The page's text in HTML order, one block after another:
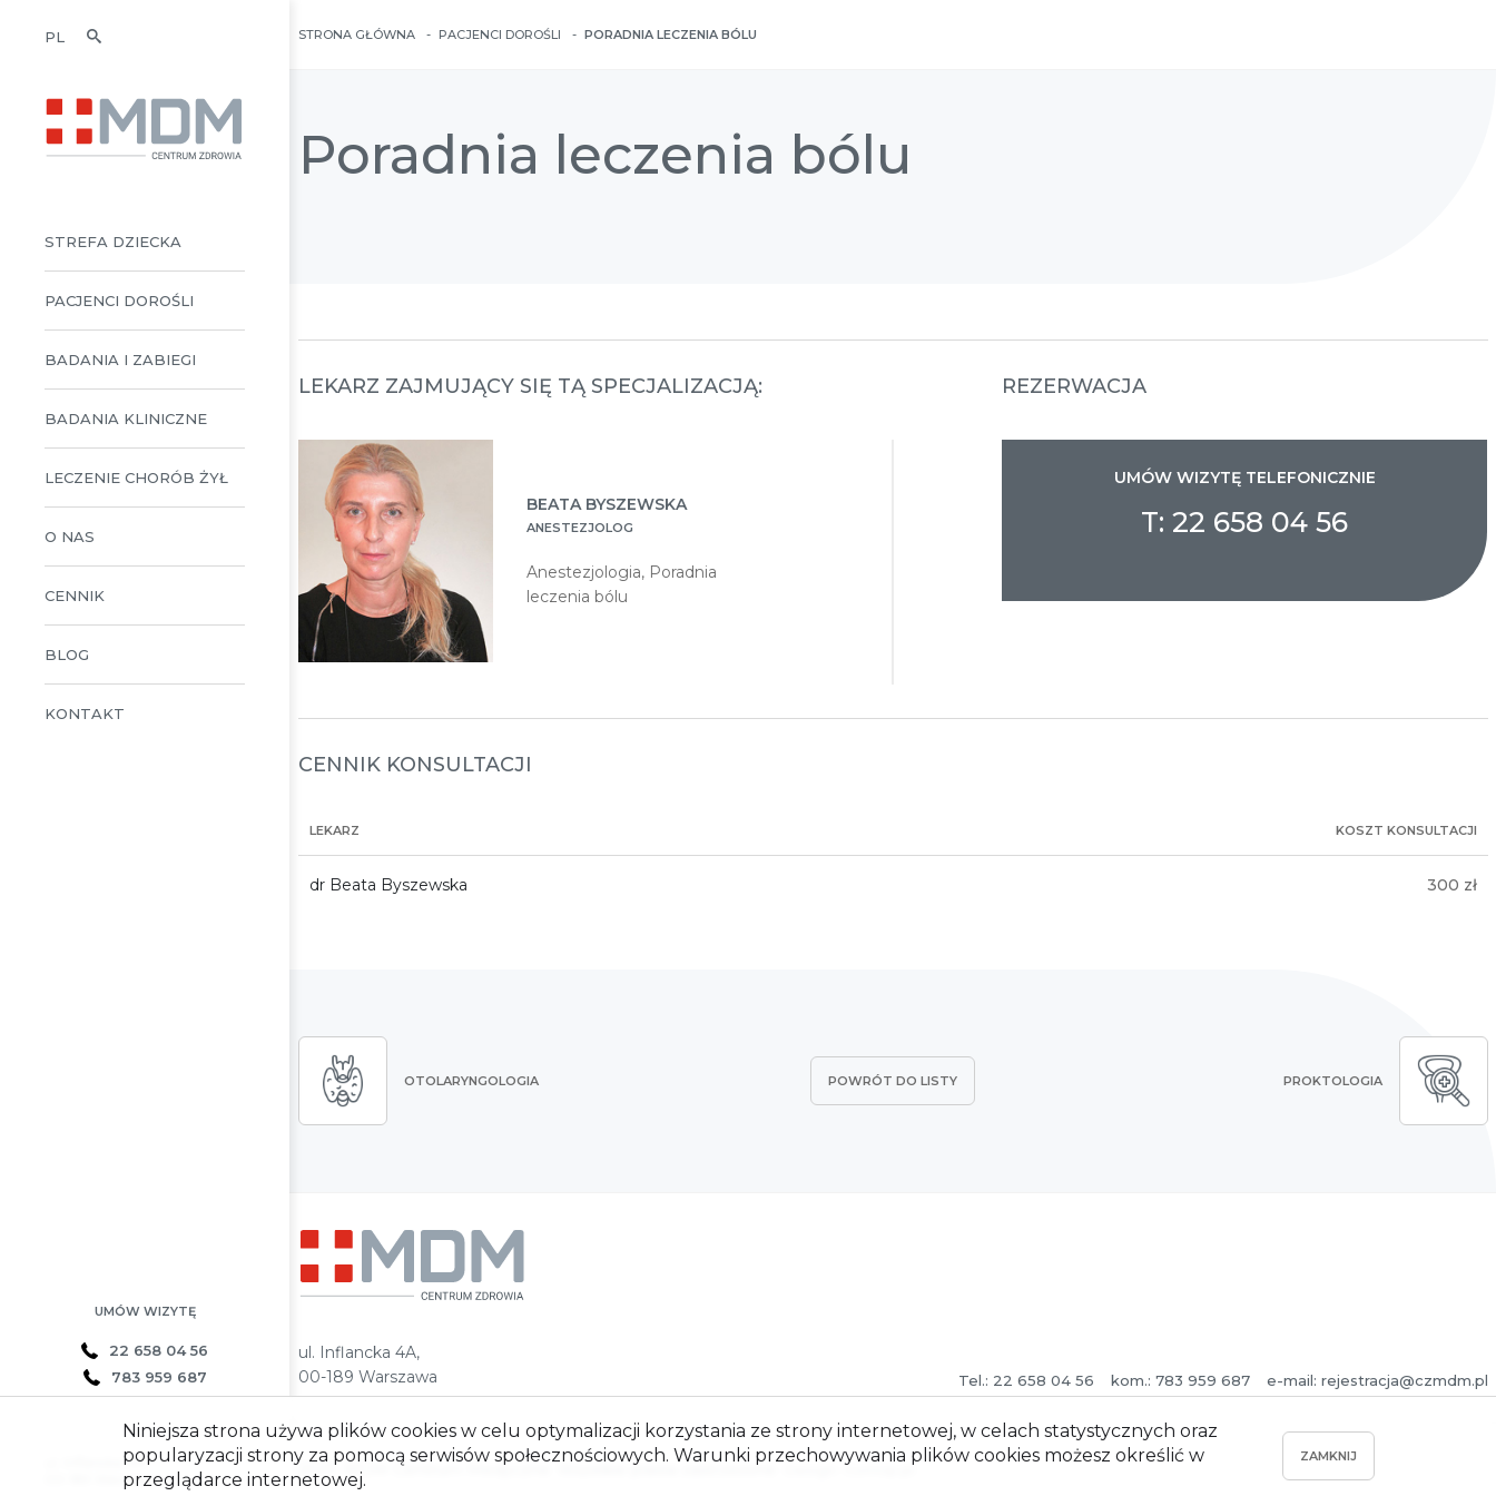
Niniejsza strona używa plików cookies w celu optymalizacji korzystania ze strony internetowej, w celach statystycznych oraz
popularyzacji strony za pomocą serwisów społecznościowych. Warunki przechowywania plików cookies możesz określić w
przeglądarce internetowej.
ZAMKNIJ
PL
STREFA DZIECKA
PACJENCI DOROŚLI
BADANIA I ZABIEGI
BADANIA KLINICZNE
LECZENIE CHORÓB ŻYŁ
O NAS
CENNIK
BLOG
KONTAKT
UMÓW WIZYTĘ
22 658 04 56
783 959 687
ul. Inflancka 4A,
00-189 Warszawa
STRONA GŁÓWNA PACJENCI DOROŚLI PORADNIA LECZENIA BÓLU
Poradnia leczenia bólu
LEKARZ ZAJMUJĄCY SIĘ TĄ SPECJALIZACJĄ: REZERWACJA
BEATA BYSZEWSKA
ANESTEZJOLOG
Anestezjologia, Poradnia
leczenia bólu
UMÓW WIZYTĘ TELEFONICZNIE
T: 22 658 04 56
CENNIK KONSULTACJI
LEKARZ KOSZT KONSULTACJI
dr Beata Byszewska 300 zł
OTOLARYNGOLOGIA POWRÓT DO LISTY PROKTOLOGIA
ul. Inflancka 4A,
00-189 Warszawa
Tel.: 22 658 04 56 kom.: 783 959 687 e-mail: rejestracja@czmdm.pl
2023. MDM Centrum Medyczne. Wszelkie prawa zastrzeżone. Design: ComUp.pl